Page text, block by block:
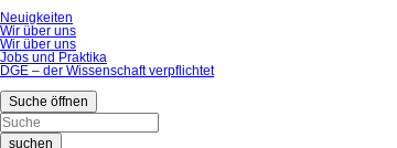
Neuigkeiten
Wir über uns
Wir über uns
Jobs und Praktika
DGE – der Wissenschaft verpflichtet
Suche öffnen
suchen